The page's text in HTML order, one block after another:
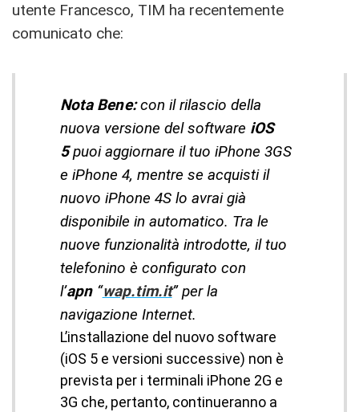
utente Francesco, TIM ha recentemente
comunicato che:
Nota Bene:con il rilascio della
nuova versione del software iOS
5puoi aggiornare il tuo iPhone 3GS
e iPhone 4, mentre se acquisti il
nuovo iPhone 4S lo avrai già
disponibile in automatico. Tra le
nuove funzionalità introdotte, il tuo
telefonino è configurato con
l’apn“wap.tim.it” per la
navigazione Internet.
L’installazione del nuovo software
(iOS 5 e versioni successive) non è
prevista per i terminali iPhone 2G e
3G che, pertanto, continueranno a